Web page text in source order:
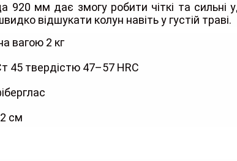
мм дає змогу робити чіткі та сильні
відшукати колун навіть у густій траві.
вагою 2 кг
45 твердістю 47–57 HRC
см